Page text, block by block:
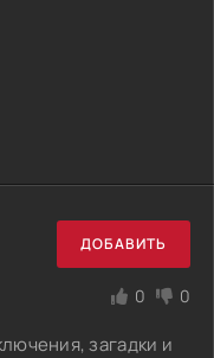
ДОБАВИТЬ
0 0
загадки и